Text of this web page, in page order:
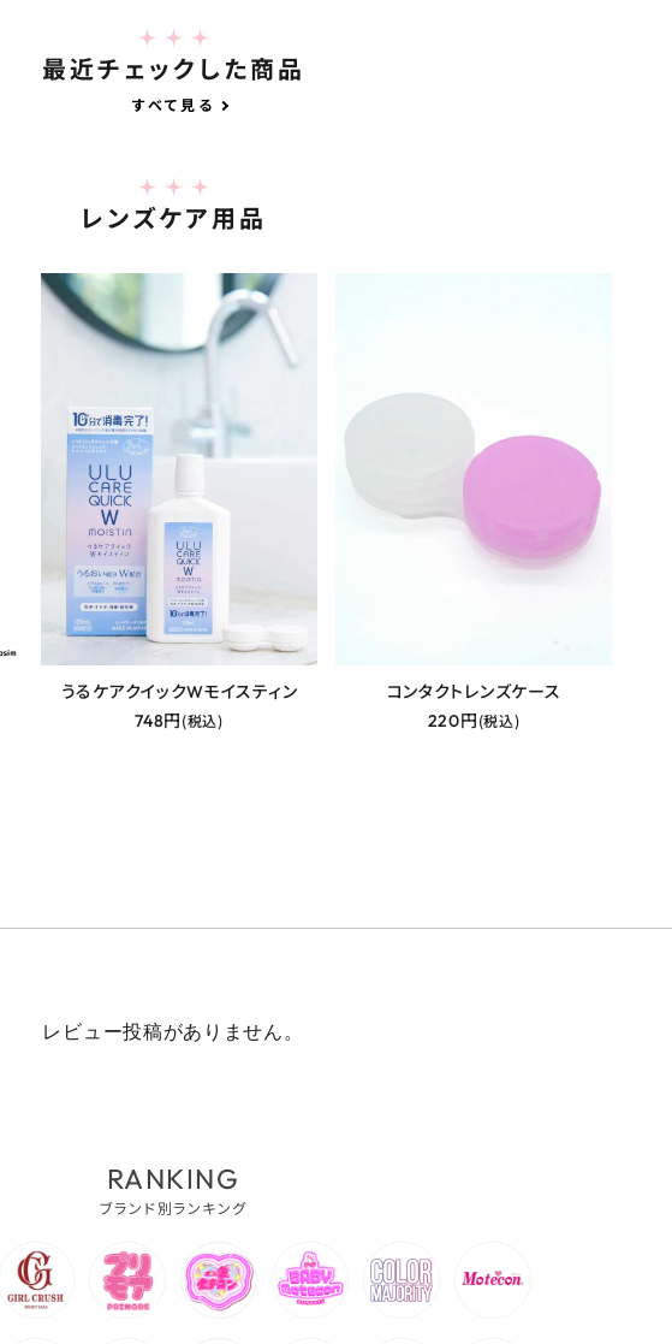
最近チェックした商品
すべて見る
レンズケア用品
うるケアクイックWモイスティン
748円(税込)
コンタクトレンズケース
220円(税込)
レビュー投稿がありません。
RANKING
ブランド別ランキング